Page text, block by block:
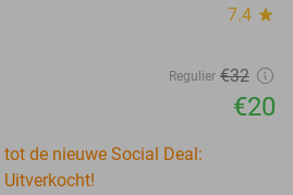
7.4 star
Regulier €32
€20
de nieuwe Social Deal:
Uitverkocht!